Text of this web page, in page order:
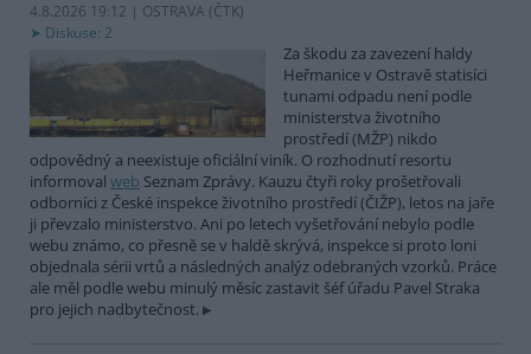
4.8.2026 19:12 | OSTRAVA (ČTK)
Diskuse: 2
Za škodu za zavezení haldy
Heřmanice v Ostravě statisíci
tunami odpadu není podle
ministerstva životního
prostředí (MŽP) nikdo
odpovědný a neexistuje oficiální viník. O rozhodnutí resortu
informoval web Seznam Zprávy. Kauzu čtyři roky prošetřovali
odborníci z České inspekce životního prostředí (ČIŽP), letos na jaře
ji převzalo ministerstvo. Ani po letech vyšetřování nebylo podle
webu známo, co přesně se v haldě skrývá, inspekce si proto loni
objednala sérii vrtů a následných analýz odebraných vzorků. Práce
ale měl podle webu minulý měsíc zastavit šéf úřadu Pavel Straka
pro jejich nadbytečnost.